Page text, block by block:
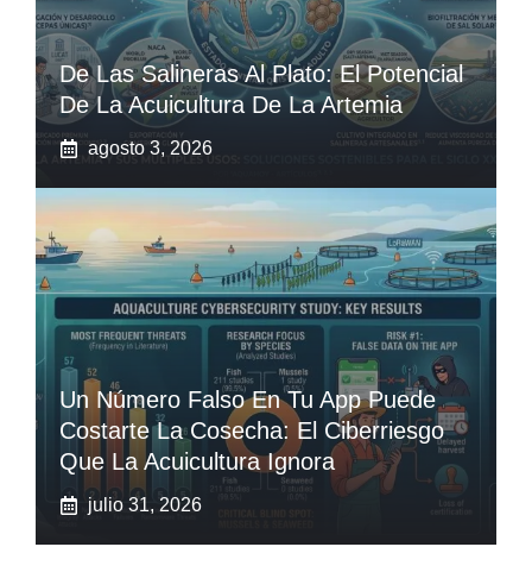
De Las Salineras Al Plato: El Potencial
De La Acuicultura De La Artemia
agosto 3, 2026
Un Número Falso En Tu App Puede
Costarte La Cosecha: El Ciberriesgo
Que La Acuicultura Ignora
julio 31, 2026